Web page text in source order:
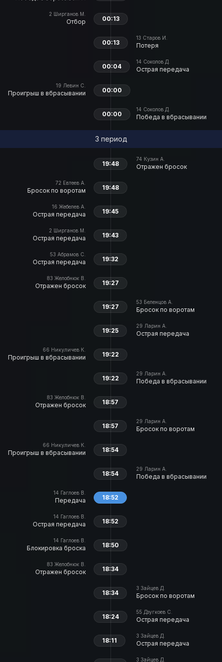
2 Ширганов М.
Отбор 00:13
13 Старов И.
Потеря
00:13
14 Соколов Д.
Острая передача
00:04
19 Левин С.
Проигрыш в вбрасывании 00:00
14 Соколов Д.
Победа в вбрасывании
00:00
3 период
74 Кузин А.
Отражен бросок
19:48
72 Евтеев А.
Бросок по воротам 19:48
16 Жебелев А.
Острая передача 19:45
2 Ширганов М.
Острая передача 19:43
53 Абрамов С.
Острая передача 19:32
83 Желобнюк В.
Отражен бросок 19:27
53 Беленцов А.
Бросок по воротам
19:27
29 Ларин А.
Острая передача
19:25
66 Никуличев К.
Проигрыш в вбрасывании 19:22
29 Ларин А.
Победа в вбрасывании
19:22
83 Желобнюк В.
Отражен бросок 18:57
29 Ларин А.
Бросок по воротам
18:57
66 Никуличев К.
Проигрыш в вбрасывании 18:54
29 Ларин А.
Победа в вбрасывании
18:54
14 Гаглоев В.
Передача 18:52
14 Гаглоев В.
Острая передача 18:52
14 Гаглоев В.
Блокировка броска 18:50
83 Желобнюк В.
Отражен бросок 18:34
3 Зайцев Д.
Бросок по воротам
18:34
55 Дзугкоев С.
Острая передача
18:24
3 Зайцев Д.
Острая передача
18:11
3 Зайцев Д.